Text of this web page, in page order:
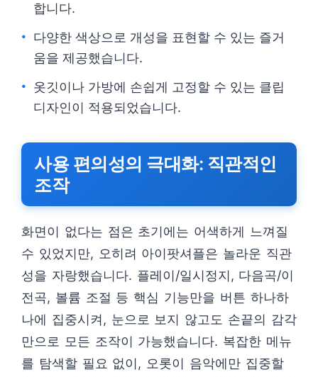
합니다.
다양한 색상으로 개성을 표현할 수 있는 즐거
움을 제공했습니다.
옷깃이나 가방에 손쉽게 고정할 수 있는 클립
디자인이 적용되었습니다.
사용 편의성의 극대화: 직관적인
조작
화면이 없다는 점은 초기에는 어색하게 느껴질
수 있었지만, 오히려 아이팟셔플은 놀라운 직관
성을 자랑했습니다. 플레이/일시정지, 다음곡/이
전곡, 볼륨 조절 등 핵심 기능만을 버튼 하나하
나에 집중시켜, 눈으로 보지 않고도 손끝의 감각
만으로 모든 조작이 가능했습니다. 복잡한 메뉴
를 탐색할 필요 없이, 오롯이 음악에만 집중할